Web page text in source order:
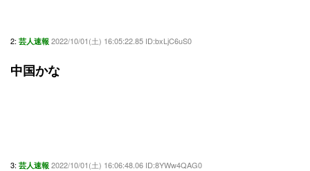
2: 芸人速報 2022/10/01(土) 16:05:22.85 ID:bxLjC6uS0
中国かな
3: 芸人速報 2022/10/01(土) 16:06:48.06 ID:8YWw4QAG0